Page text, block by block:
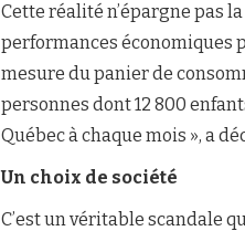
Cette réalité n’épargne pas
performances économiques
mesure du panier de
personnes dont 12 800
Québec à chaque mois », a
Un choix de société
C’est un véritable scandale